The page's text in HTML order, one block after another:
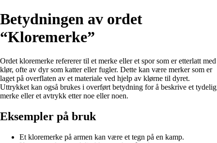
Betydningen av ordet
“Kloremerke”
Ordet kloremerke refererer til et merke eller et spor som er etterlatt med
klør, ofte av dyr som katter eller fugler. Dette kan være merker som er
laget på overflaten av et materiale ved hjelp av klørne til dyret.
Uttrykket kan også brukes i overført betydning for å beskrive et tydelig
merke eller et avtrykk etter noe eller noen.
Eksempler på bruk
Et kloremerke på armen kan være et tegn på en kamp.